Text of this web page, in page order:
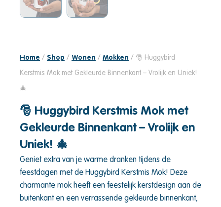
Home / Shop / Wonen / Mokken / 🎅 Huggybird
Kerstmis Mok met Gekleurde Binnenkant – Vrolijk en Uniek!
🎄
🎅 Huggybird Kerstmis Mok met
Gekleurde Binnenkant – Vrolijk en
Uniek! 🎄
Geniet extra van je warme dranken tijdens de
feestdagen met de Huggybird Kerstmis Mok! Deze
charmante mok heeft een feestelijk kerstdesign aan de
buitenkant en een verrassende gekleurde binnenkant,